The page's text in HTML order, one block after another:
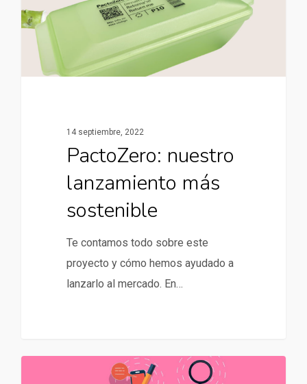
14 septiembre, 2022
PactoZero: nuestro
lanzamiento más
sostenible
Te contamos todo sobre este
proyecto y cómo hemos ayudado a
lanzarlo al mercado. En…